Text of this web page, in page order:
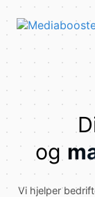
Skip To Main
og
Vi hjelper